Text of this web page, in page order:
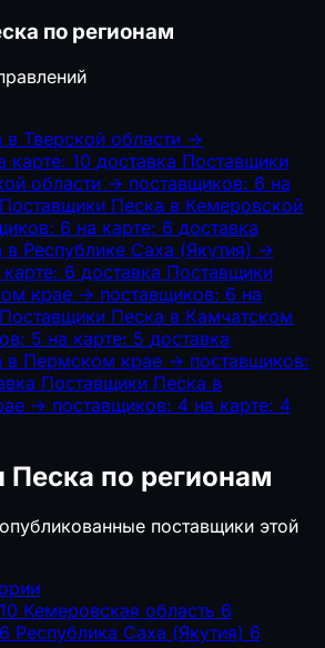
по регионам
Тверской области →
карте: 10 доставка Поставщики
области → поставщиков: 6 на
Поставщики Песка в Кемеровской
6 на карте: 6 доставка
Республике Саха (Якутия) →
карте: 6 доставка Поставщики
крае → поставщиков: 6 на
Поставщики Песка в Камчатском
5 на карте: 5 доставка
в Пермском крае → поставщиков:
Поставщики Песка в
→ поставщиков: 4 на карте: 4
по регионам
поставщики этой
10 Кемеровская область 6
6 Республика Саха (Якутия) 6